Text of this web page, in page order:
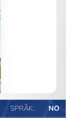
SPRÅK: NO